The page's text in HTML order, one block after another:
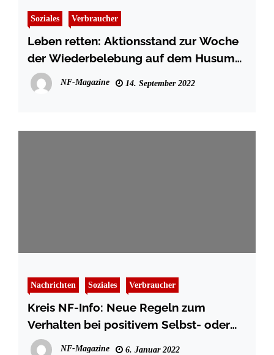
Soziales Verbraucher
Leben retten: Aktionsstand zur Woche
der Wiederbelebung auf dem Husumer
Marktplatz
NF-Magazine 14. September 2022
Nachrichten Soziales Verbraucher
Kreis NF-Info: Neue Regeln zum
Verhalten bei positivem Selbst- oder
Schnelltest
NF-Magazine 6. Januar 2022